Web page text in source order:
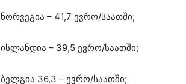
ნორვეგია – 41,7 ევრო/საათში;
ისლანდია – 39,5 ევრო/საათში;
ბელგია 36,3 – ევრო/საათში;